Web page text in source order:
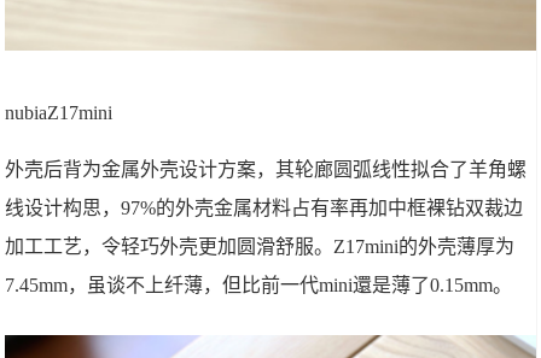
nubiaZ17mini
外壳后背为金属外壳设计方案，其轮廊圆弧线性拟合了羊角螺
线设计构思，97%的外壳金属材料占有率再加中框裸钻双裁边
加工工艺，令轻巧外壳更加圆滑舒服。Z17mini的外壳薄厚为
7.45mm，虽谈不上纤薄，但比前一代mini還是薄了0.15mm。